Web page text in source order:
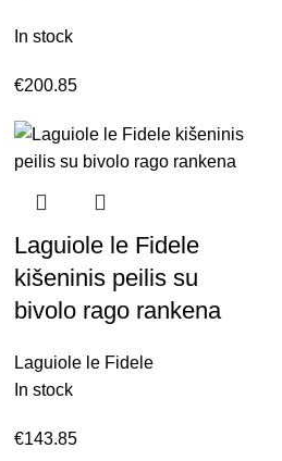
In stock
€200.85
Laguiole le Fidele
kišeninis peilis su
bivolo rago rankena
Laguiole le Fidele
In stock
€143.85